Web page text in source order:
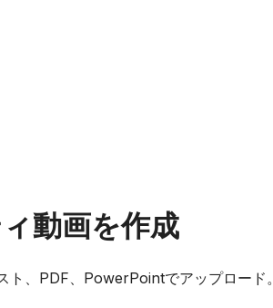
動画を作成
、PDF、PowerPointでアップロード。